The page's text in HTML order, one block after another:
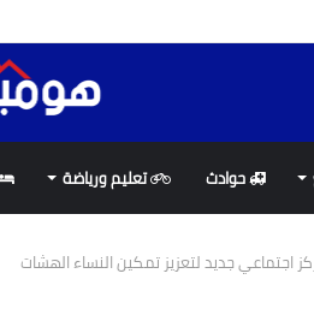
مع المغرب و البرتغال لإنجاح تنظيم مونديال 2030 (ميلاجروس تولون)
حوادث تعليم ورياضة
جديد لتعزيز تمكين النساء الهشات